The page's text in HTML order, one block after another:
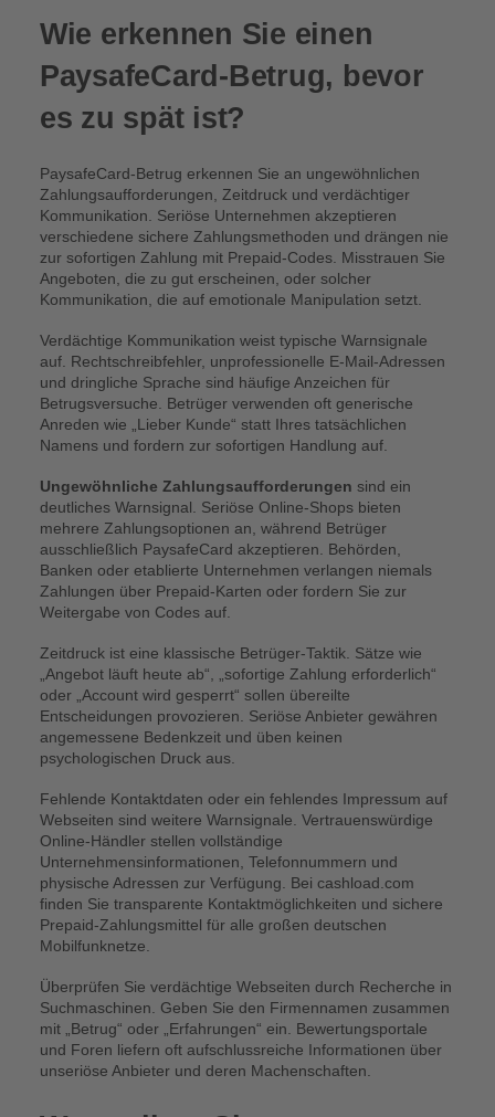
Wie erkennen Sie einen
PaysafeCard-Betrug, bevor
es zu spät ist?
PaysafeCard-Betrug erkennen Sie an ungewöhnlichen
Zahlungsaufforderungen, Zeitdruck und verdächtiger
Kommunikation. Seriöse Unternehmen akzeptieren
verschiedene sichere Zahlungsmethoden und drängen nie
zur sofortigen Zahlung mit Prepaid-Codes. Misstrauen Sie
Angeboten, die zu gut erscheinen, oder solcher
Kommunikation, die auf emotionale Manipulation setzt.
Verdächtige Kommunikation weist typische Warnsignale
auf. Rechtschreibfehler, unprofessionelle E-Mail-Adressen
und dringliche Sprache sind häufige Anzeichen für
Betrugsversuche. Betrüger verwenden oft generische
Anreden wie „Lieber Kunde“ statt Ihres tatsächlichen
Namens und fordern zur sofortigen Handlung auf.
Ungewöhnliche Zahlungsaufforderungen sind ein
deutliches Warnsignal. Seriöse Online-Shops bieten
mehrere Zahlungsoptionen an, während Betrüger
ausschließlich PaysafeCard akzeptieren. Behörden,
Banken oder etablierte Unternehmen verlangen niemals
Zahlungen über Prepaid-Karten oder fordern Sie zur
Weitergabe von Codes auf.
Zeitdruck ist eine klassische Betrüger-Taktik. Sätze wie
„Angebot läuft heute ab“, „sofortige Zahlung erforderlich“
oder „Account wird gesperrt“ sollen übereilte
Entscheidungen provozieren. Seriöse Anbieter gewähren
angemessene Bedenkzeit und üben keinen
psychologischen Druck aus.
Fehlende Kontaktdaten oder ein fehlendes Impressum auf
Webseiten sind weitere Warnsignale. Vertrauenswürdige
Online-Händler stellen vollständige
Unternehmensinformationen, Telefonnummern und
physische Adressen zur Verfügung. Bei cashload.com
finden Sie transparente Kontaktmöglichkeiten und sichere
Prepaid-Zahlungsmittel für alle großen deutschen
Mobilfunknetze.
Überprüfen Sie verdächtige Webseiten durch Recherche in
Suchmaschinen. Geben Sie den Firmennamen zusammen
mit „Betrug“ oder „Erfahrungen“ ein. Bewertungsportale
und Foren liefern oft aufschlussreiche Informationen über
unseriöse Anbieter und deren Machenschaften.